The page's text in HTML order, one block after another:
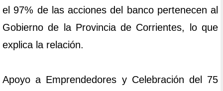
el 97% de las acciones del banco pertenecen al
Gobierno de la Provincia de Corrientes, lo que
explica la relación.
Apoyo a Emprendedores y Celebración del 75